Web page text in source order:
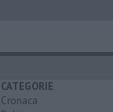
CATEGORIE
Cronaca